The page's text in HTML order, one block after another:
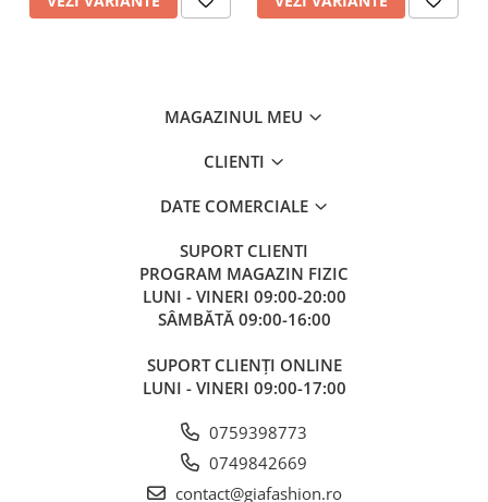
MAGAZINUL MEU
CLIENTI
DATE COMERCIALE
SUPORT CLIENTI
PROGRAM MAGAZIN FIZIC
LUNI - VINERI 09:00-20:00
SÂMBĂTĂ 09:00-16:00
SUPORT CLIENȚI ONLINE
LUNI - VINERI 09:00-17:00
0759398773
0749842669
contact@giafashion.ro